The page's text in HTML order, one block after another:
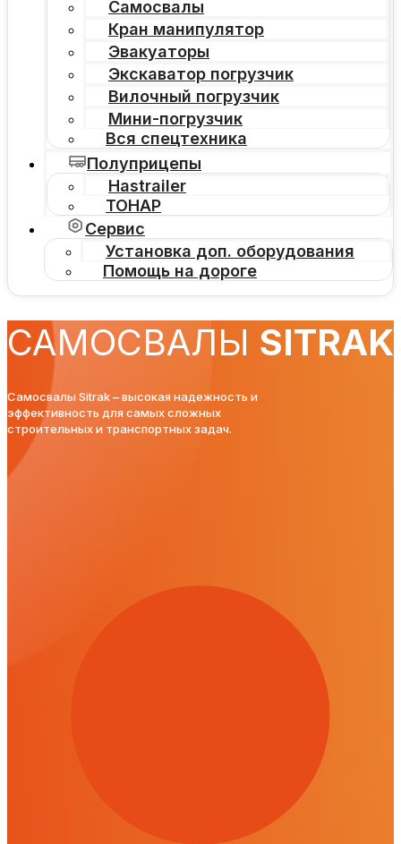
Самосвалы
Кран манипулятор
Эвакуаторы
Экскаватор погрузчик
Вилочный погрузчик
Мини-погрузчик
Вся спецтехника
Полуприцепы
Hastrailer
ТОНАР
Сервис
Установка доп. оборудования
Помощь на дороге
САМОСВАЛЫ SITRAK
Самосвалы Sitrak – высокая надежность и
эффективность для самых сложных
строительных и транспортных задач.